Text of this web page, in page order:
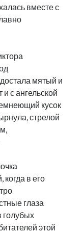
вместе с
мятый и
с ангельской
кусок
стрелой
в его
глаза
голубых
этой